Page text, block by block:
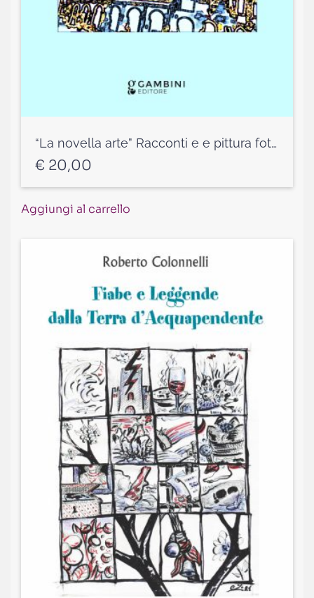
“La novella arte” Racconti e e pittura fotografica digitale
€ 20,00
Aggiungi al carrello